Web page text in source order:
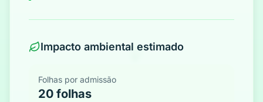
Impacto ambiental estimado
Folhas por admissão
20 folhas